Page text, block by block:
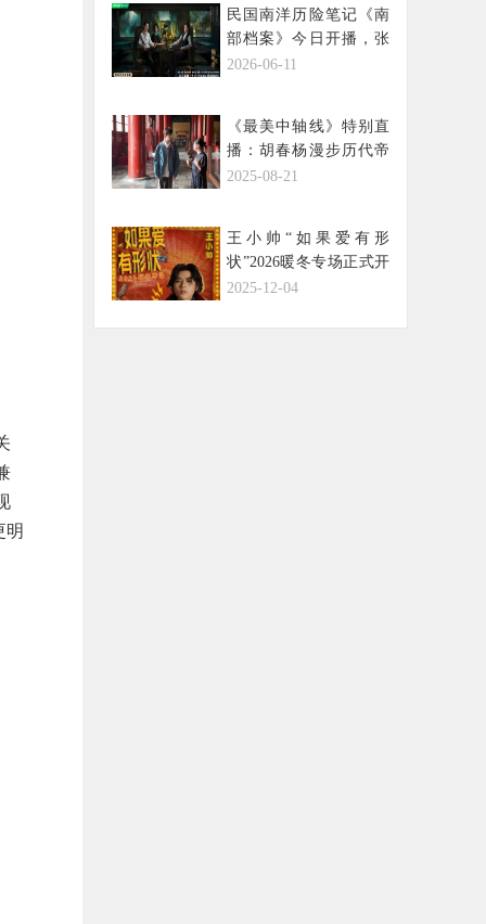
明
民国南洋历险笔记《南
部档案》今日开播，张
新成丁禹兮姜珮瑶共赴
2026-06-11
《最美中轴线》特别直
播：胡春杨漫步历代帝
王庙，聆听五百年的文
2025-08-21
王小帅“如果爱有形
状”2026暖冬专场正式开
票 全国巡演收官后与乐
2025-12-04